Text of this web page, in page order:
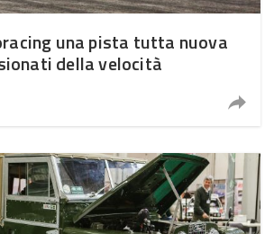
una pista tutta nuova
della velocità